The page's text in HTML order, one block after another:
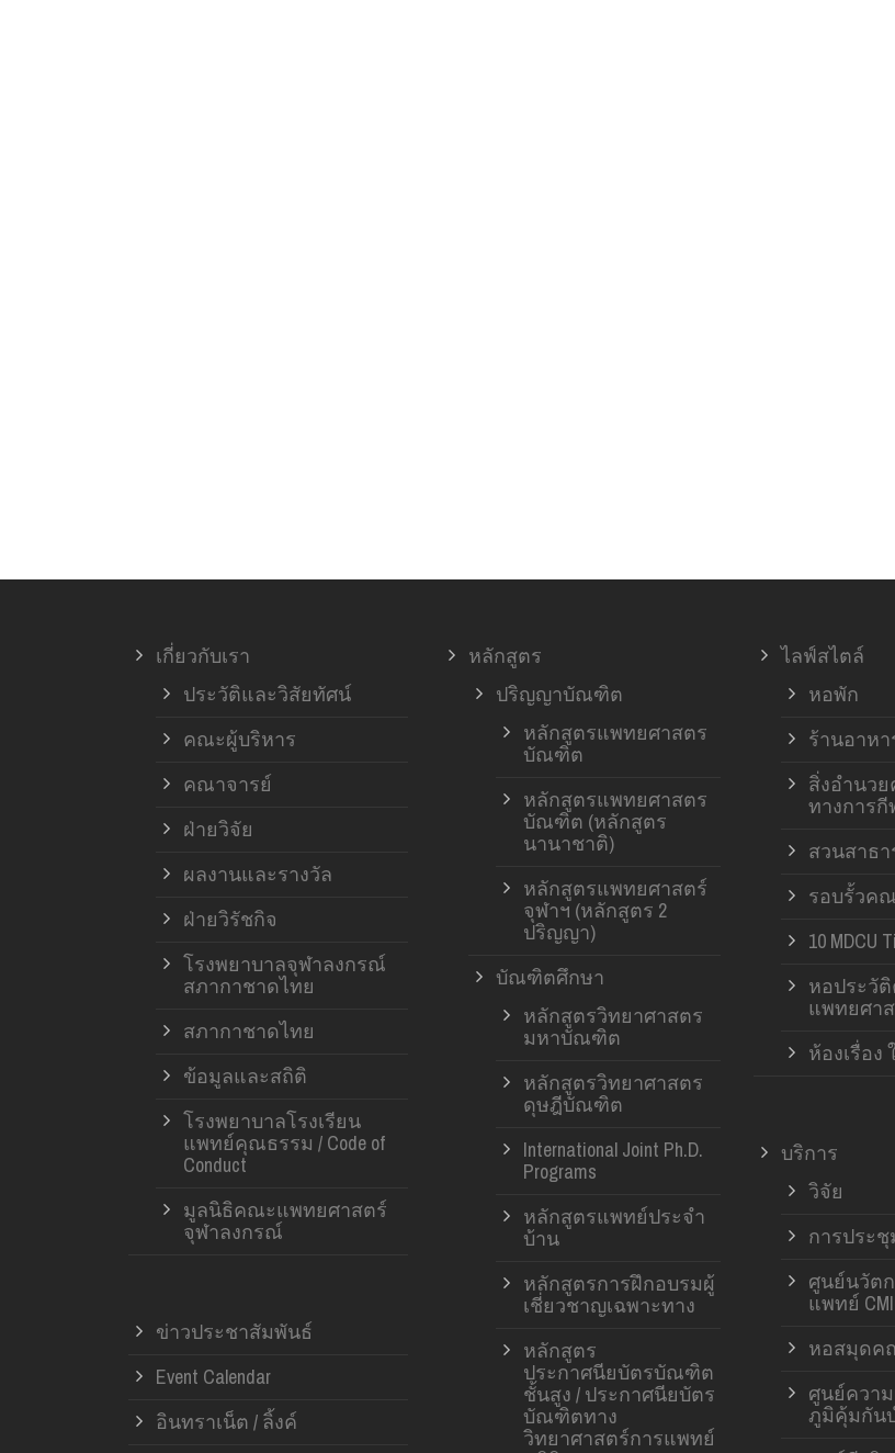
เกี่ยวกับเรา
ประวัติและวิสัยทัศน์
คณะผู้บริหาร
คณาจารย์
ฝ่ายวิจัย
ผลงานและรางวัล
ฝ่ายวิรัชกิจ
โรงพยาบาลจุฬาลงกรณ์
สภากาชาดไทย
สภากาชาดไทย
ข้อมูลและสถิติ
โรงพยาบาลโรงเรียน
แพทย์คุณธรรม / Code of
Conduct
มูลนิธิคณะแพทยศาสตร์
จุฬาลงกรณ์
ข่าวประชาสัมพันธ์
Event Calendar
อินทราเน็ต / ลิ้งค์
หลักสูตร
ปริญญาบัณฑิต
หลักสูตรแพทยศาสตร
บัณฑิต
หลักสูตรแพทยศาสตร
บัณฑิต (หลักสูตร
นานาชาติ)
หลักสูตรแพทยศาสตร์
จุฬาฯ (หลักสูตร 2
ปริญญา)
บัณฑิตศึกษา
หลักสูตรวิทยาศาสตร
มหาบัณฑิต
หลักสูตรวิทยาศาสตร
ดุษฎีบัณฑิต
International Joint Ph.D.
Programs
หลักสูตรแพทย์ประจำ
บ้าน
หลักสูตรการฝึกอบรมผู้
เชี่ยวชาญเฉพาะทาง
หลักสูตร
ประกาศนียบัตรบัณฑิต
ชั้นสูง / ประกาศนียบัตร
บัณฑิตทาง
วิทยาศาสตร์การแพทย์
ไลฟ์สไตล์
หอพัก
ร้านอาห
สิ่งอำนว
ทางการกี
สวนสาธ
รอบรั้วค
10 MDCU
หอประวั
แพทยศา
ห้องเรื่อง
บริการ
วิจัย
การประ
ศูนย์นวัต
แพทย์
หอสมุดค
ศูนย์ควา
ภูมิคุ้มกัน